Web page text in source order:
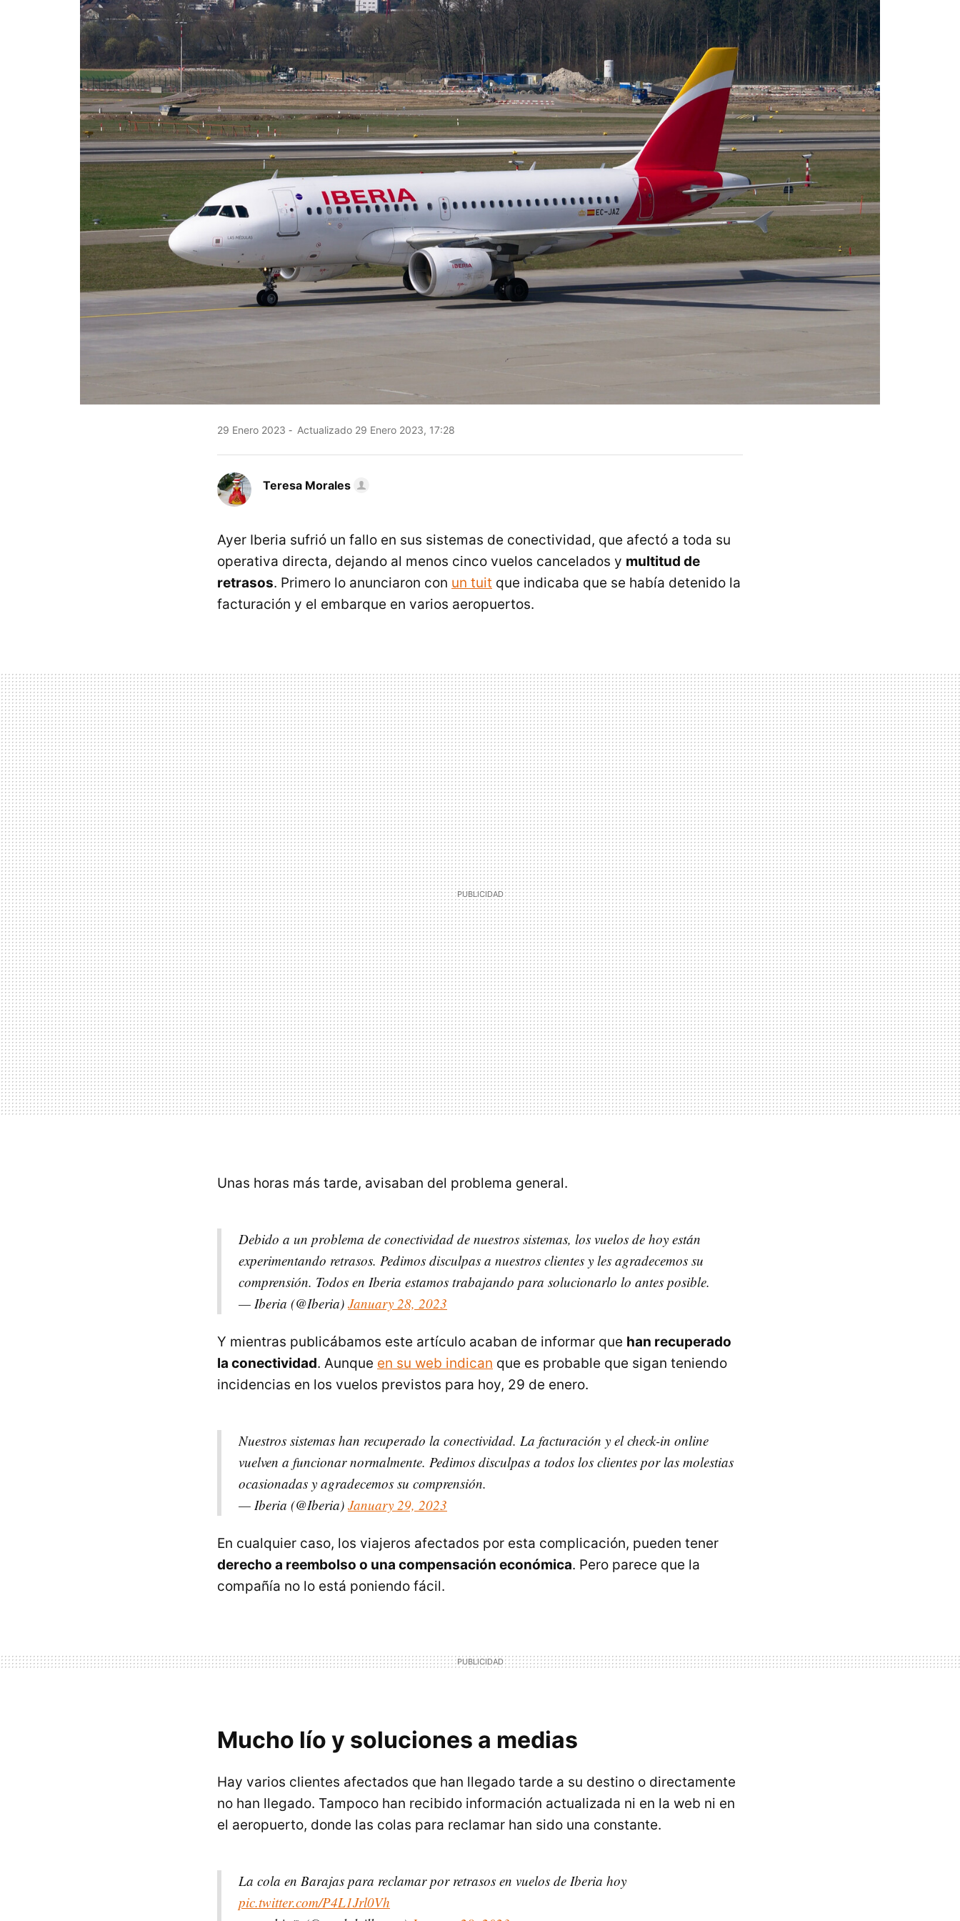
29 Enero 2023 Actualizado 29 Enero 2023, 17:28
Teresa Morales
Ayer Iberia sufrió un fallo en sus sistemas de conectividad, que afectó a toda su
operativa directa, dejando al menos cinco vuelos cancelados y multitud de
retrasos. Primero lo anunciaron con un tuit que indicaba que se había detenido la
facturación y el embarque en varios aeropuertos.
Unas horas más tarde, avisaban del problema general.
Debido a un problema de conectividad de nuestros sistemas, los vuelos de hoy están
experimentando retrasos. Pedimos disculpas a nuestros clientes y les agradecemos su
comprensión. Todos en Iberia estamos trabajando para solucionarlo lo antes posible.
— Iberia (@Iberia) January 28, 2023
Y mientras publicábamos este artículo acaban de informar que han recuperado
la conectividad. Aunque en su web indican que es probable que sigan teniendo
incidencias en los vuelos previstos para hoy, 29 de enero.
Nuestros sistemas han recuperado la conectividad. La facturación y el check-in online
vuelven a funcionar normalmente. Pedimos disculpas a todos los clientes por las molestias
ocasionadas y agradecemos su comprensión.
— Iberia (@Iberia) January 29, 2023
En cualquier caso, los viajeros afectados por esta complicación, pueden tener
derecho a reembolso o una compensación económica. Pero parece que la
compañía no lo está poniendo fácil.
Mucho lío y soluciones a medias
Hay varios clientes afectados que han llegado tarde a su destino o directamente
no han llegado. Tampoco han recibido información actualizada ni en la web ni en
el aeropuerto, donde las colas para reclamar han sido una constante.
La cola en Barajas para reclamar por retrasos en vuelos de Iberia hoy
pic.twitter.com/P4L1Jrl0Vh